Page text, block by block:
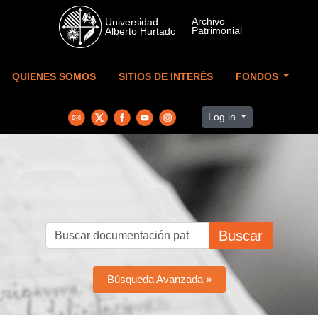
Skip to main content
QUIENES SOMOS SITIOS DE INTERÉS FONDOS
Log in
Buscar
Búsqueda Avanzada »